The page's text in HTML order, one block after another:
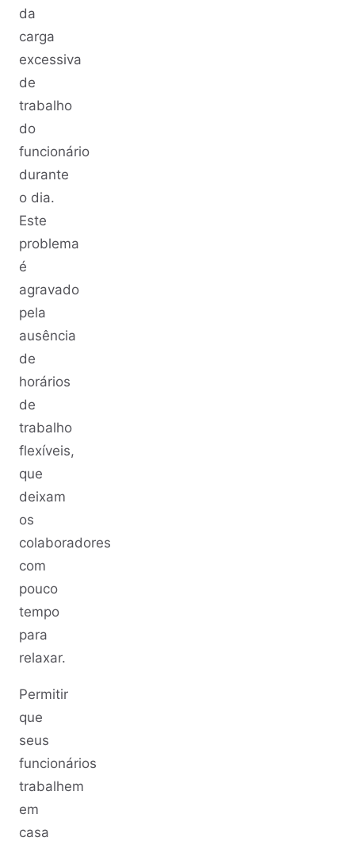
da
carga
excessiva
de
trabalho
do
funcionário
durante
o dia.
Este
problema
é
agravado
pela
ausência
de
horários
de
trabalho
flexíveis,
que
deixam
os
colaboradores
com
pouco
tempo
para
relaxar.
Permitir
que
seus
funcionários
trabalhem
em
casa